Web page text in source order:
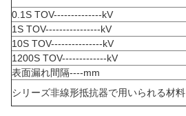
0.1S TOV--------------kV
1S TOV----------------kV
10S TOV---------------kV
1200S TOV-------------kV
表面漏れ間隔----mm
シリーズ非線形抵抗器で用いられる材料